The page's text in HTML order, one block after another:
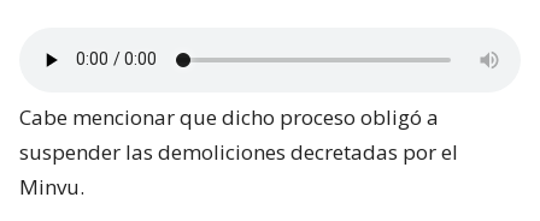
Luego de jurar ante el Poder Judicial, Berríos Pozas
acabado sobre las construcciones a cargo de la
empresa San Sebastián.